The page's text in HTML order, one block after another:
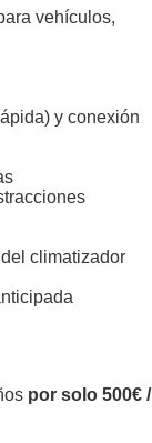
vehículos,
y conexión
climatizador
por solo 500€ /